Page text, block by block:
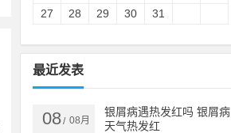
27
28 29 30 31
最近发表
08/ 08月
银屑病遇热发红吗 银屑病
天气热发红